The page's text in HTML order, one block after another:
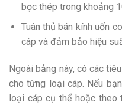
bọc thép trong khoảng
Tuân thủ bán kính uốn
cáp và đảm bảo hiệu
Ngoài bảng này, có các
cho từng loại cáp. Nếu
loại cáp cụ thể hoặc theo